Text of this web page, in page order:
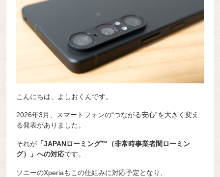
こんにちは、よしおくんです。
2026年3月、スマートフォンの“つながる安心”を大きく変え
る発表がありました。
それが 「JAPANローミング™（非常時事業者間ローミン
グ）」への対応です。
ソニーのXperiaもこの仕組みに対応予定となり、